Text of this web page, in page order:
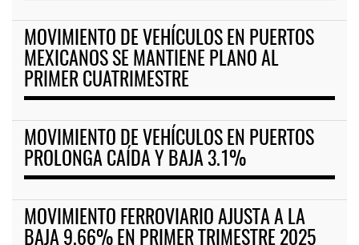
MOVIMIENTO DE VEHÍCULOS EN PUERTOS
MEXICANOS SE MANTIENE PLANO AL
PRIMER CUATRIMESTRE
MOVIMIENTO DE VEHÍCULOS EN PUERTOS
PROLONGA CAÍDA Y BAJA 3.1%
MOVIMIENTO FERROVIARIO AJUSTA A LA
BAJA 9.66% EN PRIMER TRIMESTRE 2025